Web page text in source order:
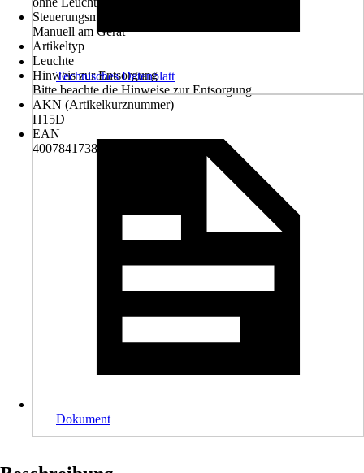
Steuerungsmöglichkeit
Manuell am Gerät
Artikeltyp
Leuchte
Hinweis zur Entsorgung
Bitte beachte die Hinweise zur Entsorgung
AKN (Artikelkurznummer)
H15D
EAN
4007841738013
Technisches Datenblatt
Dokument